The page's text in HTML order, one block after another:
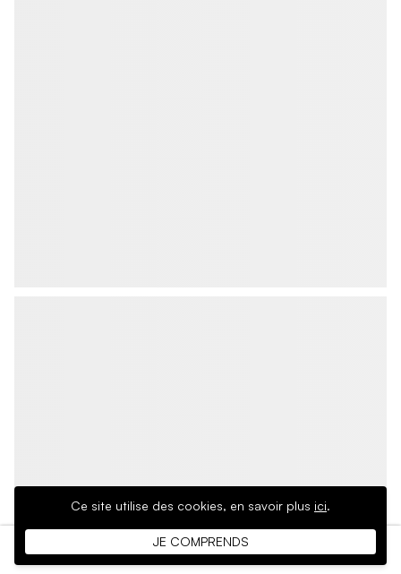
Ce site utilise des cookies, en savoir plus ici.
JE COMPRENDS